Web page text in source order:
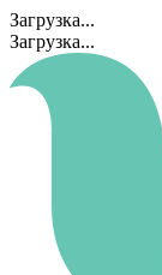
Загрузка...
Загрузка...